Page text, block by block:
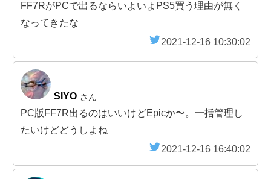
FF7RがPCで出るならいよいよPS5買う理由が無く
なってきたな
2021-12-16 10:30:02
SIYO さん
PC版FF7R出るのはいいけどEpicか〜。一括管理し
たいけどどうしよね
2021-12-16 16:40:02